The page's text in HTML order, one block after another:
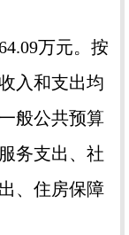
万元。按
入和支出均
般公共预算
务支出、社
、住房保障